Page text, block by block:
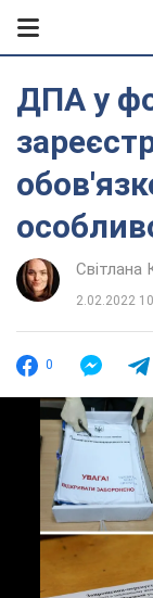
ДПА у
Світлана
2.02.2022
0